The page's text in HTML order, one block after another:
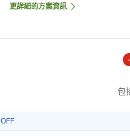
更詳細的方案資訊
-
包
OFF